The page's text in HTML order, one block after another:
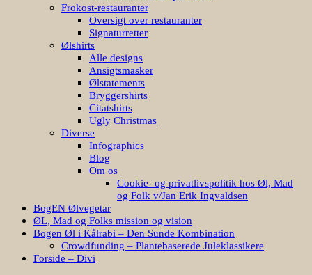
Frokost-restauranter
Oversigt over restauranter
Signaturretter
Ølshirts
Alle designs
Ansigtsmasker
Ølstatements
Bryggershirts
Citatshirts
Ugly Christmas
Diverse
Infographics
Blog
Om os
Cookie- og privatlivspolitik hos Øl, Mad
og Folk v/Jan Erik Ingvaldsen
BogEN Ølvegetar
ØL, Mad og Folks mission og vision
Bogen Øl i Kålrabi – Den Sunde Kombination
Crowdfunding – Plantebaserede Juleklassikere
Forside – Divi